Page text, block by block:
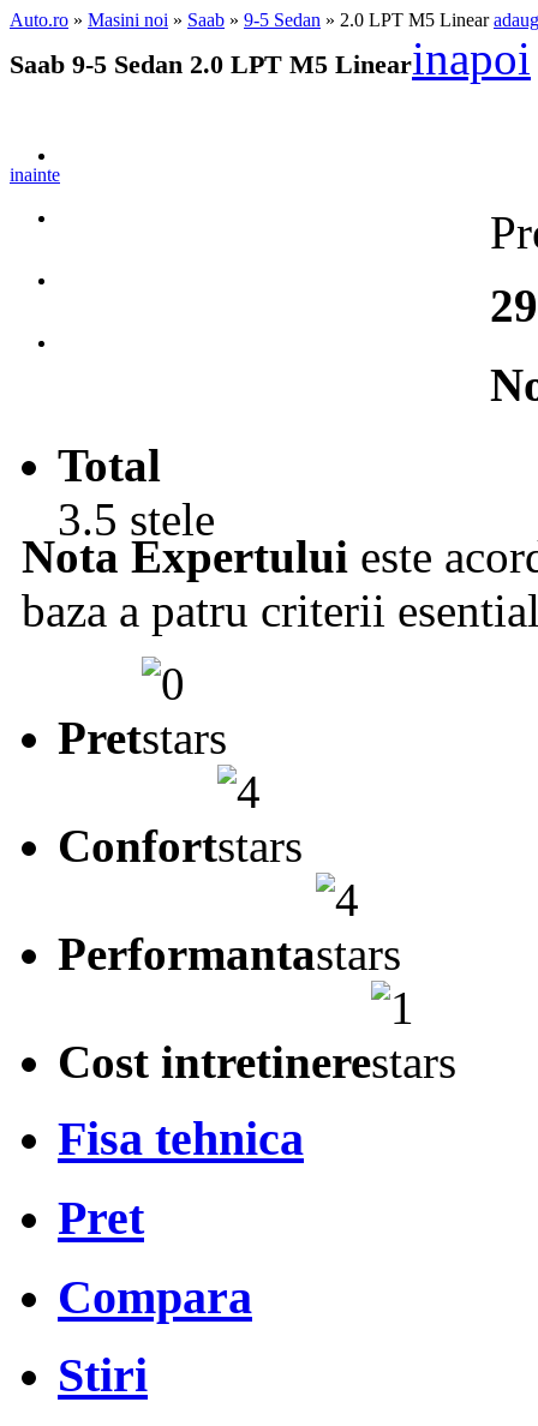
Auto.ro » Masini noi » Saab » 9-5 Sedan » 2.0 LPT M5 Linear
Saab 9-5 Sedan 2.0 LPT M5 Linearinapoi
inainte
Total
3.5 stele
Nota Expertului este
baza a patru criterii
Pret
Confort
Performanta
Cost intretinere
Fisa tehnica
Pret
Compara
Stiri